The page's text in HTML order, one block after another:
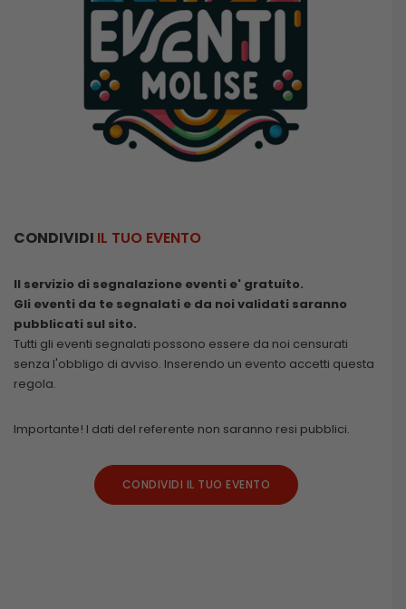
CONDIVIDI IL TUO EVENTO
Il servizio di segnalazione eventi e' gratuito.
Gli eventi da te segnalati e da noi validati saranno
pubblicati sul sito.
Tutti gli eventi segnalati possono essere da noi censurati
senza l'obbligo di avviso. Inserendo un evento accetti questa
regola.
Importante! I dati del referente non saranno resi pubblici.
CONDIVIDI IL TUO EVENTO